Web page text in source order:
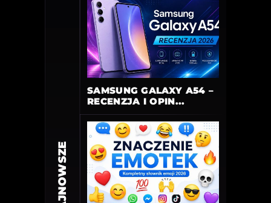
NAJNOWSZE
SAMSUNG GALAXY A54 –
RECENZJA I OPIN...